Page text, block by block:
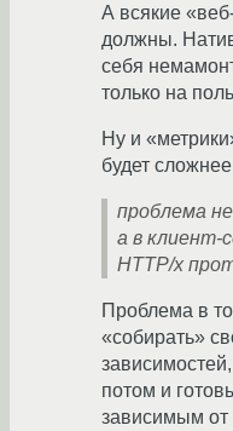
А всякие
должны.
себя
только на
Ну и
будет
проблема
а в клиент-
HTTP/x
Проблема в
«собирать»
потом и
зависимым от